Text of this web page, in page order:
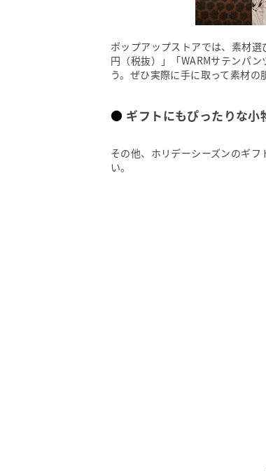
ポップアップストアでは、素材
円（税抜）」「WARMサテンパ
う。ぜひ実際に手に取って素材の
ギフトにもぴったりな小
その他、ホリデーシーズンのギ
い。